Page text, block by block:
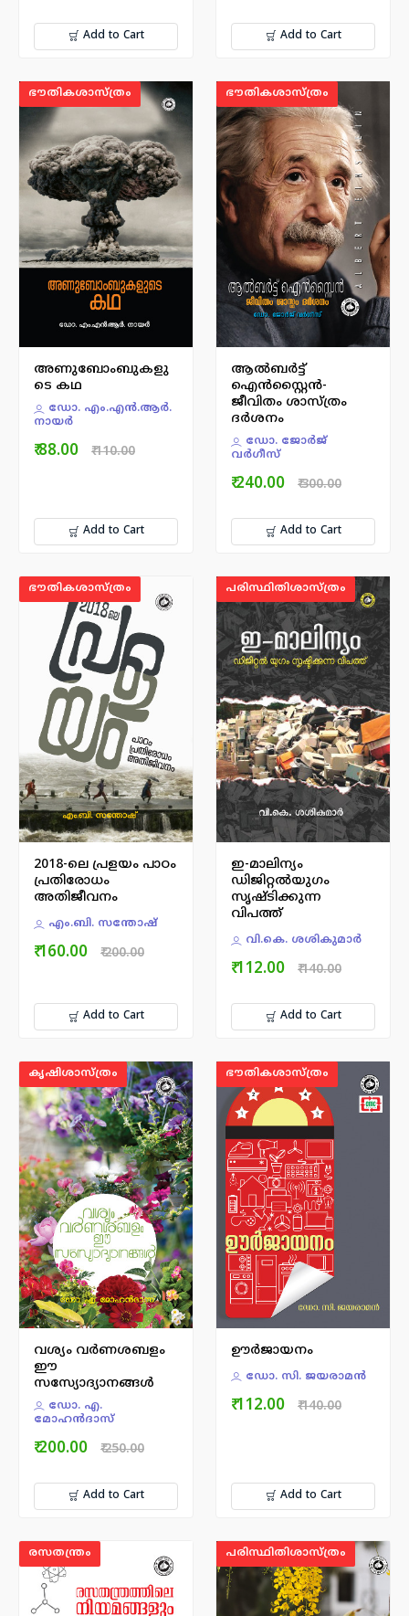
Add to Cart Add to Cart
ഭൗതികശാസ്ത്രം
അണുബോംബുകളു
ടെ കഥ
ഡോ. എം.എന്‍.ആര്‍.
നായര്‍
₹ 88.00 ₹ 110.00
Add to Cart
ഭൗതികശാസ്ത്രം
ആല്‍ബര്‍ട്ട്
ഐന്‍സ്റ്റൈന്‍-
ജീവിതം ശാസ്ത്രം
ദര്‍ശനം
ഡോ. ജോര്‍ജ്
വര്‍ഗീസ്
₹ 240.00 ₹ 300.00
Add to Cart
ഭൗതികശാസ്ത്രം
2018-ലെ പ്രളയം പാഠം
പ്രതിരോധം
അതിജീവനം
എം.ബി. സന്തോഷ്
₹ 160.00 ₹ 200.00
Add to Cart
പരിസ്ഥിതിശാസ്ത്രം
ഇ-മാലിന്യം
ഡിജിറ്റല്‍യുഗം
സൃഷ്ടിക്കുന്ന
വിപത്ത്
വി.കെ. ശശികുമാര്‍
₹ 112.00 ₹ 140.00
Add to Cart
കൃഷിശാസ്ത്രം
വശ്യം വര്‍ണശബളം
ഈ
സസ്യോദ്യാനങ്ങൾ
ഡോ. എ.
മോഹന്‍ദാസ്
₹ 200.00 ₹ 250.00
Add to Cart
ഭൗതികശാസ്ത്രം
ഊര്‍ജായനം
ഡോ. സി. ജയരാമന്‍
₹ 112.00 ₹ 140.00
Add to Cart
രസതന്ത്രം പരിസ്ഥിതിശാസ്ത്രം